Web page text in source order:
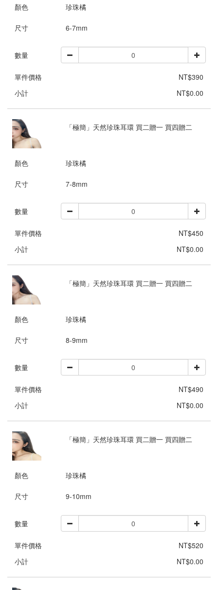
顏色 珍珠橘
尺寸 6-7mm
數量
單件價格
NT$390
小計
NT$0.00
「極簡」天然珍珠耳環 買二贈一 買四贈二
顏色 珍珠橘
尺寸 7-8mm
數量
單件價格
NT$450
小計
NT$0.00
「極簡」天然珍珠耳環 買二贈一 買四贈二
顏色 珍珠橘
尺寸 8-9mm
數量
單件價格
NT$490
小計
NT$0.00
「極簡」天然珍珠耳環 買二贈一 買四贈二
顏色 珍珠橘
尺寸 9-10mm
數量
單件價格
NT$520
小計
NT$0.00